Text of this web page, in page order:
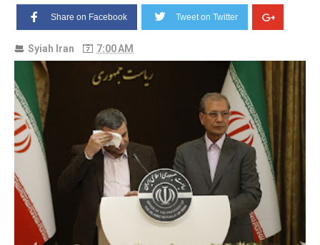
Share on Facebook Tweet on Twitter
Syiah Iran 7:00 AM